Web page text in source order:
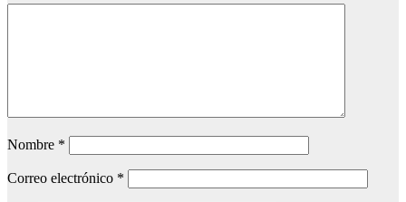
Nombre *
Correo electrónico *